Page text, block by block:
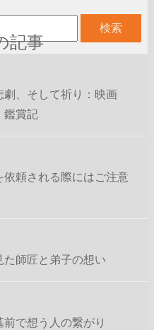
劇、そして祈り：映画
鑑賞記
依頼される際にはご注意
た師匠と弟子の想い
で想う人の繋がり